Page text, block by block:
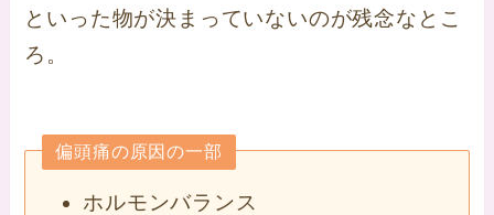
といった物が決まっていないのが残念なとこ
ろ。
偏頭痛の原因の一部
ホルモンバランス